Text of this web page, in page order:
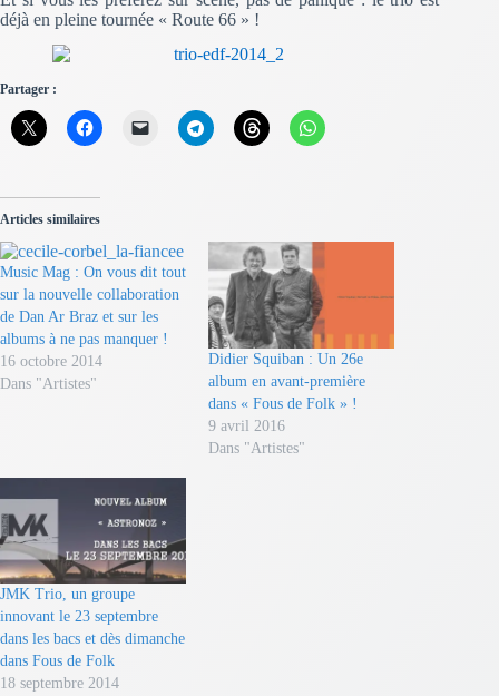
déjà en pleine tournée « Route 66 » !
Partager :
Articles similaires
Music Mag : On vous dit tout
sur la nouvelle collaboration
de Dan Ar Braz et sur les
albums à ne pas manquer !
16 octobre 2014
Dans "Artistes"
Didier Squiban : Un 26e
album en avant-première
dans « Fous de Folk » !
9 avril 2016
Dans "Artistes"
JMK Trio, un groupe
innovant le 23 septembre
dans les bacs et dès dimanche
dans Fous de Folk
18 septembre 2014